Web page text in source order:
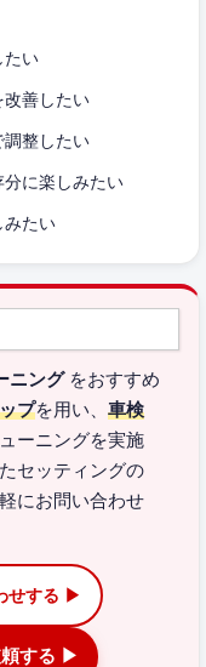
たい
改善したい
調整したい
に楽しみたい
みたい
ニングをおすすめ
プを用い、 車検
ーニングを実施
セッティングの
にお問い合わせ
せする ▶
頼する ▶